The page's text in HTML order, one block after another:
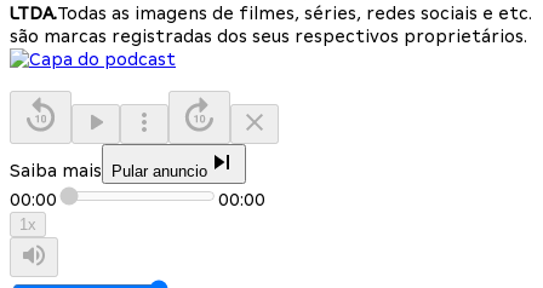
LTDA.Todas as imagens de filmes, séries, redes sociais e etc.
são marcas registradas dos seus respectivos proprietários.
Saiba mais Pular anuncio
00:00 00:00
1x